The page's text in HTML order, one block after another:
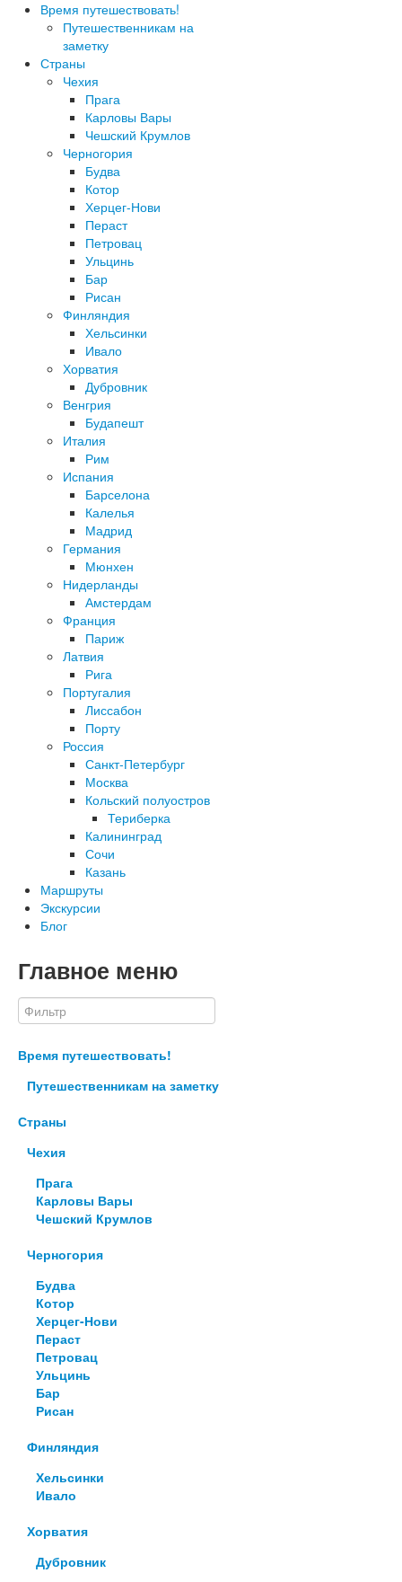
Время путешествовать!
Путешественникам на
заметку
Страны
Чехия
Прага
Карловы Вары
Чешский Крумлов
Черногория
Будва
Котор
Херцег-Нови
Пераст
Петровац
Ульцинь
Бар
Рисан
Финляндия
Хельсинки
Ивало
Хорватия
Дубровник
Венгрия
Будапешт
Италия
Рим
Испания
Барселона
Калелья
Мадрид
Германия
Мюнхен
Нидерланды
Амстердам
Франция
Париж
Латвия
Рига
Португалия
Лиссабон
Порту
Россия
Санкт-Петербург
Москва
Кольский полуостров
Териберка
Калининград
Сочи
Казань
Маршруты
Экскурсии
Блог
Главное меню
Время путешествовать!
Путешественникам на заметку
Страны
Чехия
Прага
Карловы Вары
Чешский Крумлов
Черногория
Будва
Котор
Херцег-Нови
Пераст
Петровац
Ульцинь
Бар
Рисан
Финляндия
Хельсинки
Ивало
Хорватия
Дубровник